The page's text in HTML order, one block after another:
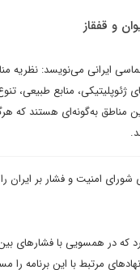
و قفقاز
ایرانی می‌نویسد: نظریه
ژئوپلیتیکی، منابع
مناطق به‌گونه‌ای هستند که
امنیت و فشار بر ایران
که در همسویی با فشارهای
مرتبط با این برنامه